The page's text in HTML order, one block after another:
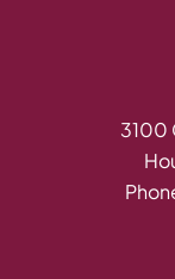
3100